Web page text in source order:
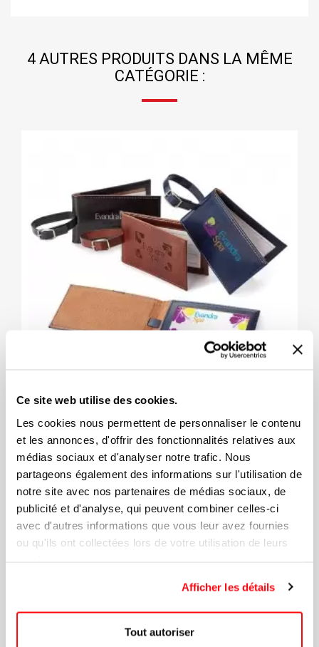
Ce site web utilise des cookies.
Les cookies nous permettent de personnaliser le contenu
et les annonces, d'offrir des fonctionnalités relatives aux
médias sociaux et d'analyser notre trafic. Nous
partageons également des informations sur l'utilisation de
notre site avec nos partenaires de médias sociaux, de
publicité et d'analyse, qui peuvent combiner celles-ci
avec d'autres informations que vous leur avez fournies
ou qu'ils ont collectées lors de votre utilisation de leurs
Afficher les détails
Tout autoriser
4 AUTRES PRODUITS DANS LA MÊME
CATÉGORIE :
Étiquette À Bagage FABRIZIO
7,84 $